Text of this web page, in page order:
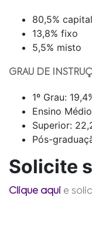
80,5%
13,8% fixo
5,5% misto
GRAU DE
1º Grau:
Ensino
Superior:
Pós-
Solicite
Clique aqui e